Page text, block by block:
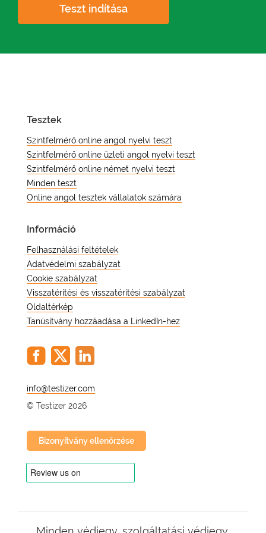
Teszt indítása
Tesztek
Szintfelmérő online angol nyelvi teszt
Szintfelmérő online üzleti angol nyelvi teszt
Szintfelmérő online német nyelvi teszt
Minden teszt
Online angol tesztek vállalatok számára
Információ
Felhasználási feltételek
Adatvédelmi szabályzat
Cookie szabályzat
Visszatérítési és visszatérítési szabályzat
Oldaltérkép
Tanúsítvány hozzáadása a LinkedIn-hez
@
© Testizer 2026
Bizonyítvány ellenőrzése